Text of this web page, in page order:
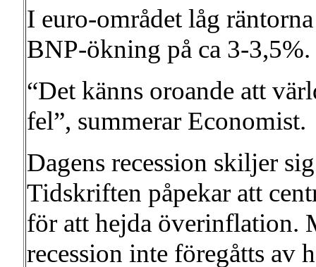
I euro-området låg
BNP-ökning på ca 3-3,5%.
“Det känns oroande att
fel”, summerar Economist.
Dagens recession skiljer
Tidskriften påpekar att
för att hejda överinflation.
recession inte föregåtts av